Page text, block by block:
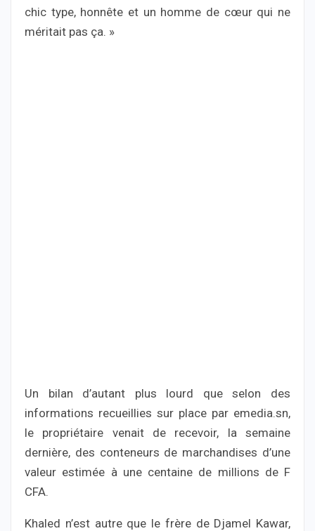
chic type, honnête et un homme de cœur qui ne
méritait pas ça. »
Un bilan d’autant plus lourd que selon des
informations recueillies sur place par emedia.sn,
le propriétaire venait de recevoir, la semaine
dernière, des conteneurs de marchandises d’une
valeur estimée à une centaine de millions de F
CFA.
Khaled n’est autre que le frère de Djamel Kawar,